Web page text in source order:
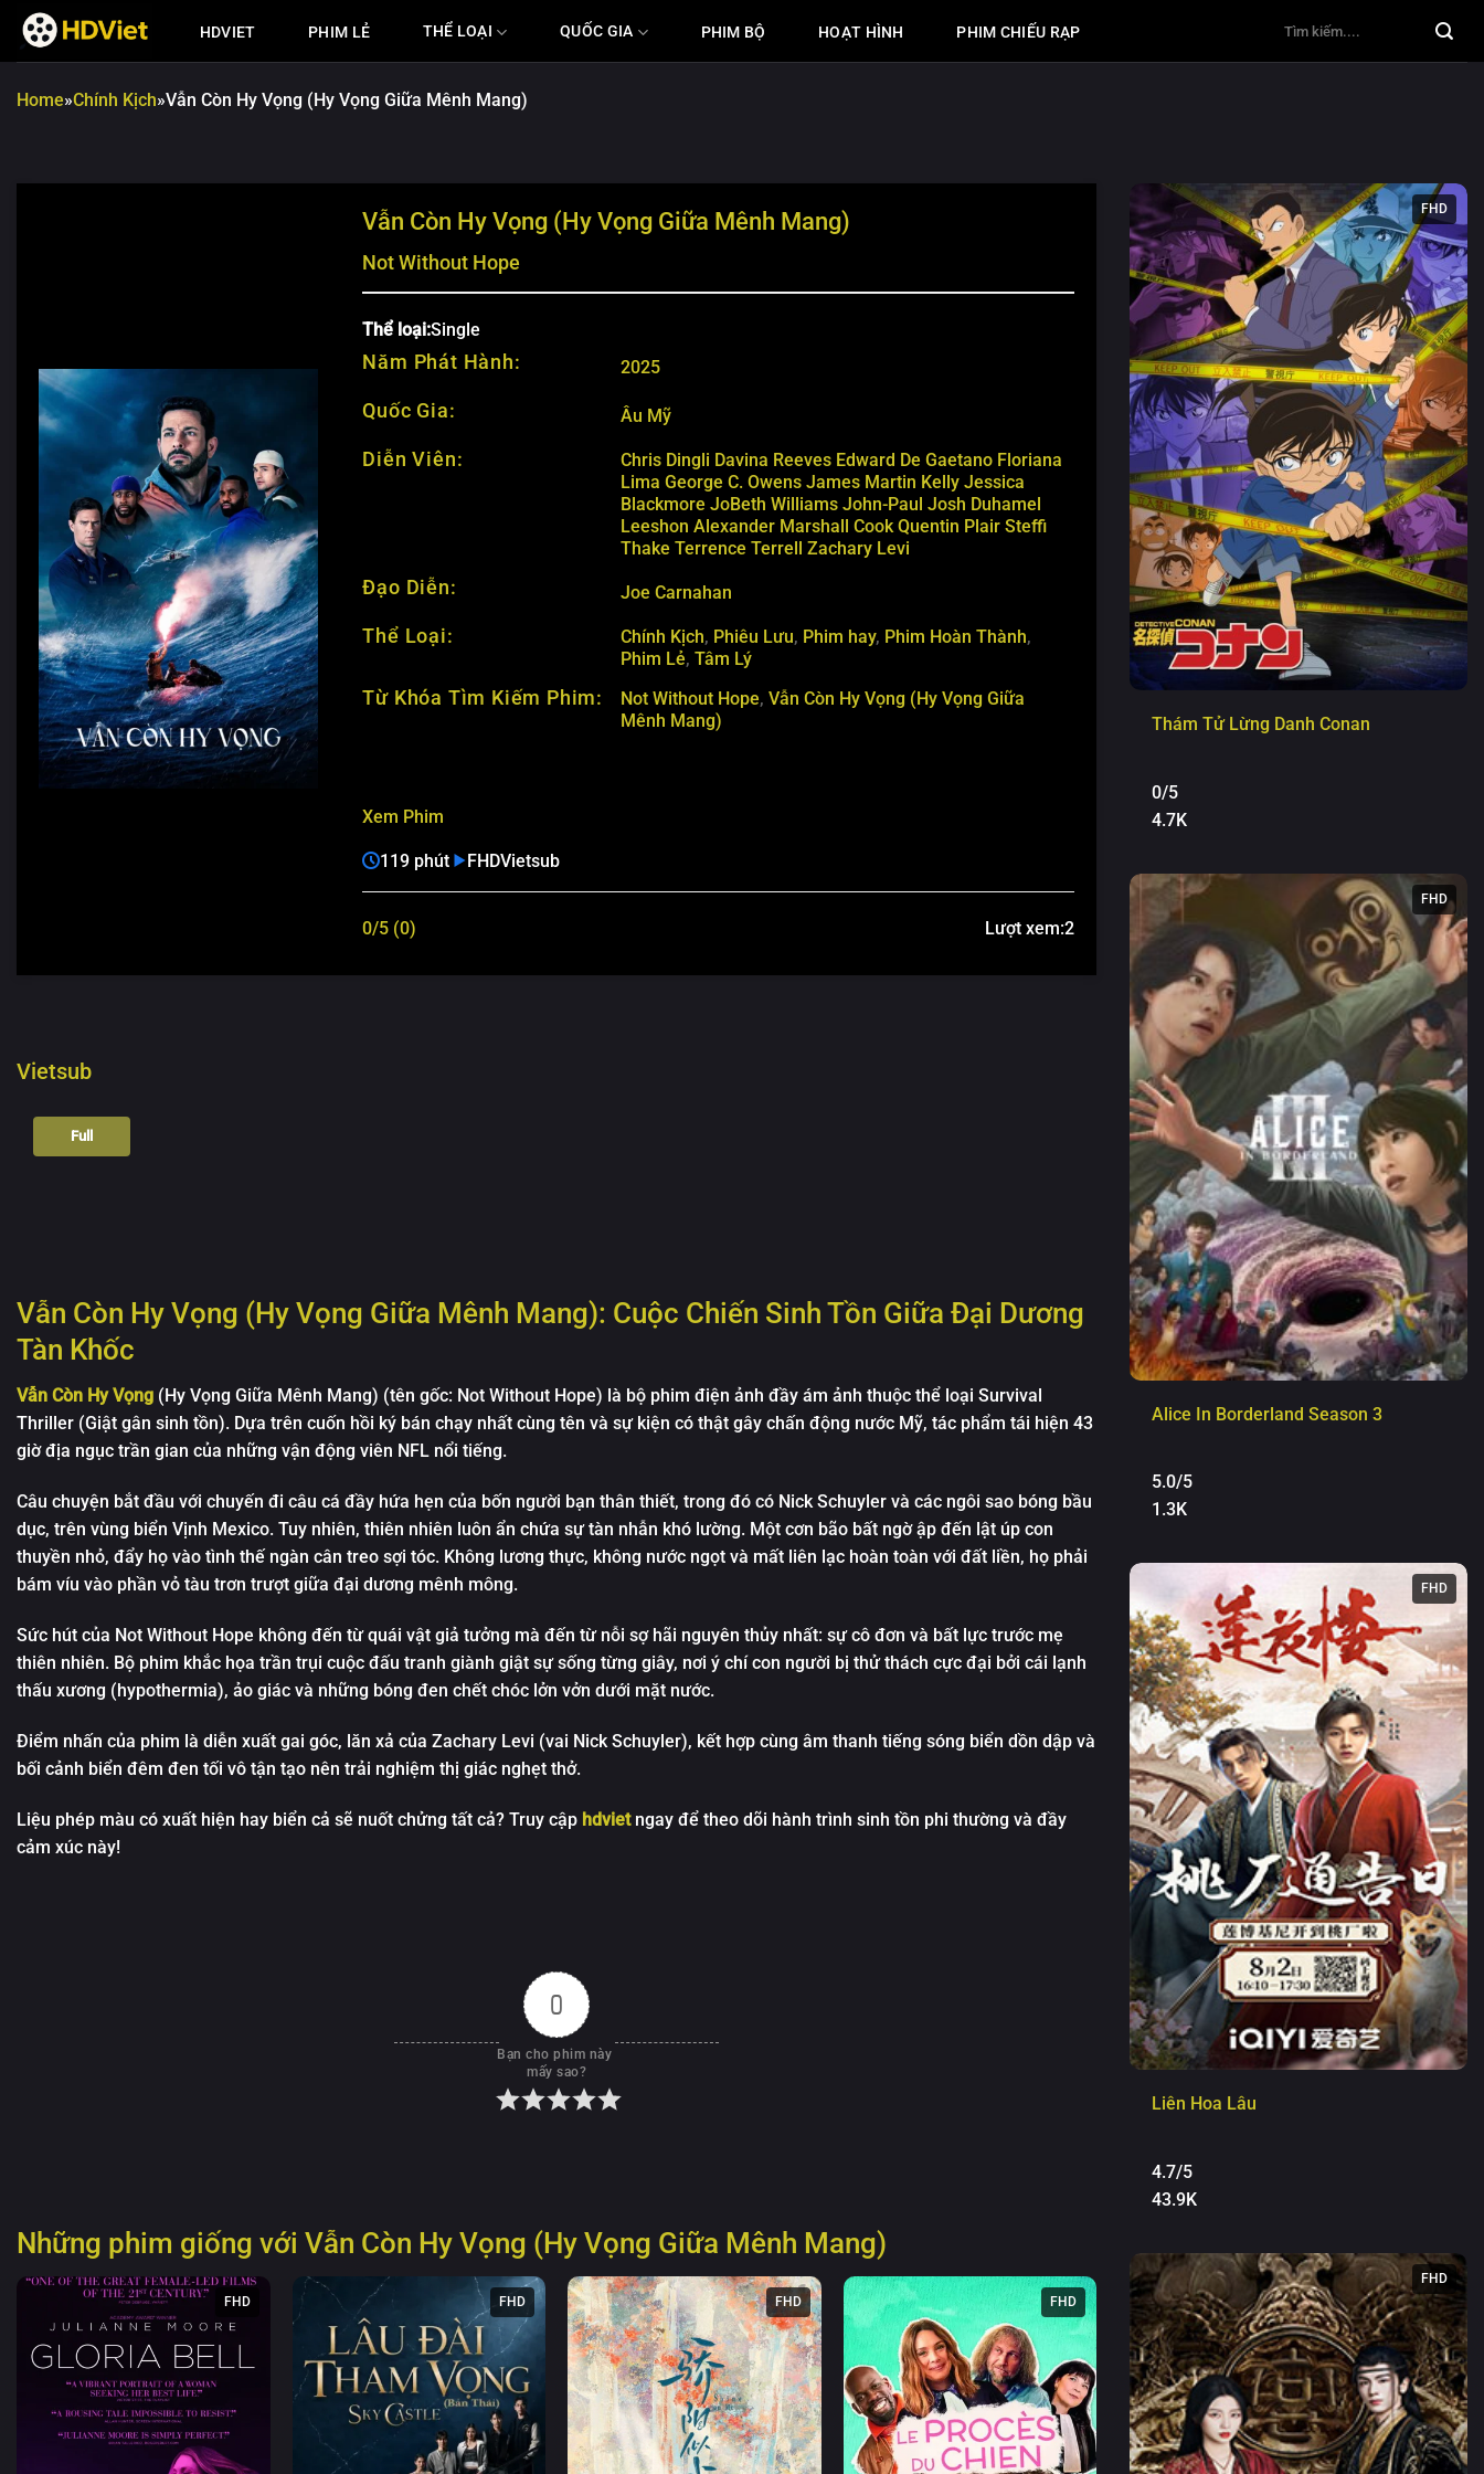
Chuyển
đến
nội
dung
HDVIET PHIM LẺ THỂ LOẠI QUỐC GIA PHIM BỘ HOẠT HÌNH PHIM CHIẾU RẠP
Home»Chính Kịch»Vẫn Còn Hy Vọng (Hy Vọng Giữa Mênh Mang)
Vẫn Còn Hy Vọng (Hy Vọng Giữa Mênh Mang)
Not Without Hope
Thể loại:Single
Năm Phát Hành: 2025
Quốc Gia: Âu Mỹ
Diễn Viên: Chris Dingli Davina Reeves Edward De Gaetano Floriana
Lima George C. Owens James Martin Kelly Jessica
Blackmore JoBeth Williams John-Paul Josh Duhamel
Leeshon Alexander Marshall Cook Quentin Plair Steffi
Thake Terrence Terrell Zachary Levi
Đạo Diễn: Joe Carnahan
Thể Loại: Chính Kịch, Phiêu Lưu, Phim hay, Phim Hoàn Thành,
Phim Lẻ,Tâm Lý
Từ Khóa Tìm Kiếm Phim: Not Without Hope,Vẫn Còn Hy Vọng (Hy Vọng Giữa
Mênh Mang)
Xem Phim
119 phút FHDVietsub
0/5 (0) Lượt xem:2
Vietsub
Full
Vẫn Còn Hy Vọng (Hy Vọng Giữa Mênh Mang): Cuộc Chiến Sinh Tồn Giữa Đại Dương
Tàn Khốc
Vẫn Còn Hy Vọng (Hy Vọng Giữa Mênh Mang) (tên gốc: Not Without Hope) là bộ phim điện ảnh đầy ám ảnh thuộc thể loại Survival
Thriller (Giật gân sinh tồn). Dựa trên cuốn hồi ký bán chạy nhất cùng tên và sự kiện có thật gây chấn động nước Mỹ, tác phẩm tái hiện 43
giờ địa ngục trần gian của những vận động viên NFL nổi tiếng.
Câu chuyện bắt đầu với chuyến đi câu cá đầy hứa hẹn của bốn người bạn thân thiết, trong đó có Nick Schuyler và các ngôi sao bóng bầu
dục, trên vùng biển Vịnh Mexico. Tuy nhiên, thiên nhiên luôn ẩn chứa sự tàn nhẫn khó lường. Một cơn bão bất ngờ ập đến lật úp con
thuyền nhỏ, đẩy họ vào tình thế ngàn cân treo sợi tóc. Không lương thực, không nước ngọt và mất liên lạc hoàn toàn với đất liền, họ phải
bám víu vào phần vỏ tàu trơn trượt giữa đại dương mênh mông.
Sức hút của Not Without Hope không đến từ quái vật giả tưởng mà đến từ nỗi sợ hãi nguyên thủy nhất: sự cô đơn và bất lực trước mẹ
thiên nhiên. Bộ phim khắc họa trần trụi cuộc đấu tranh giành giật sự sống từng giây, nơi ý chí con người bị thử thách cực đại bởi cái lạnh
thấu xương (hypothermia), ảo giác và những bóng đen chết chóc lởn vởn dưới mặt nước.
Điểm nhấn của phim là diễn xuất gai góc, lăn xả của Zachary Levi (vai Nick Schuyler), kết hợp cùng âm thanh tiếng sóng biển dồn dập và
bối cảnh biển đêm đen tối vô tận tạo nên trải nghiệm thị giác nghẹt thở.
Liệu phép màu có xuất hiện hay biển cả sẽ nuốt chửng tất cả? Truy cập hdvietngay để theo dõi hành trình sinh tồn phi thường và đầy
cảm xúc này!
0
Bạn cho phim này
mấy sao?
Những phim giống với Vẫn Còn Hy Vọng (Hy Vọng Giữa Mênh Mang)
FHD FHD FHD FHD
FHD
Thám Tử Lừng Danh Conan
0/5
4.7K
FHD
Alice In Borderland Season 3
5.0/5
1.3K
FHD
Liên Hoa Lâu
4.7/5
43.9K
FHD